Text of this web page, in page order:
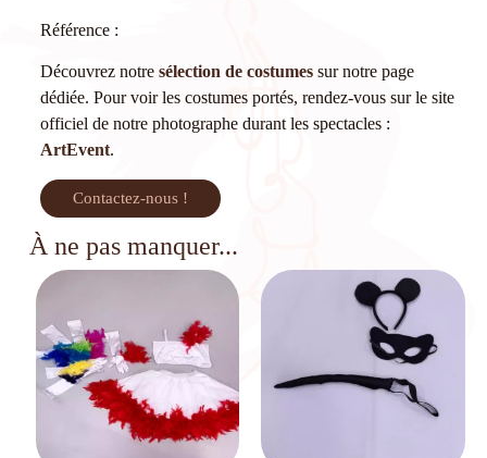
Référence :
Découvrez notre sélection de costumessur notre page
dédiée. Pour voir les costumes portés, rendez-vous sur le site
officiel de notre photographe durant les spectacles :
ArtEvent.
Contactez-nous !
À ne pas manquer...